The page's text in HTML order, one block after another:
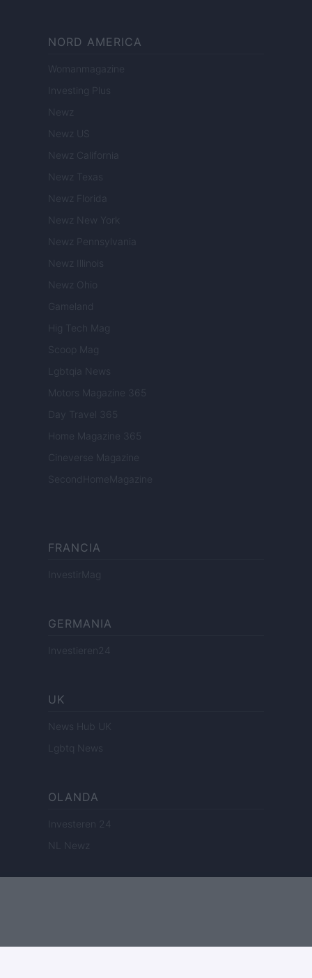
NORD AMERICA
Womanmagazine
Investing Plus
Newz
Newz US
Newz California
Newz Texas
Newz Florida
Newz New York
Newz Pennsylvania
Newz Illinois
Newz Ohio
Gameland
Hig Tech Mag
Scoop Mag
Lgbtqia News
Motors Magazine 365
Day Travel 365
Home Magazine 365
Cineverse Magazine
SecondHomeMagazine
FRANCIA
InvestirMag
GERMANIA
Investieren24
UK
News Hub UK
Lgbtq News
OLANDA
Investeren 24
NL Newz